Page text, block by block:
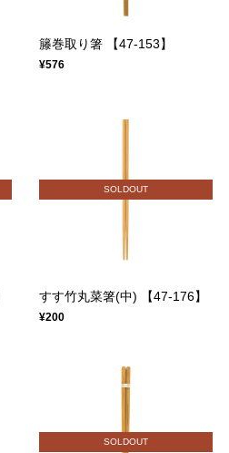
籐巻取り箸 【47-153】
¥576
SOLDOUT
すす竹丸菜箸(中) 【47-176】
¥200
SOLDOUT